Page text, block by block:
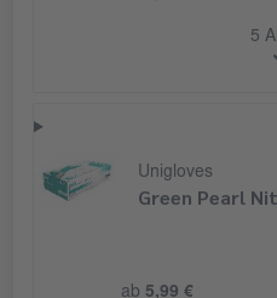
5
Unigloves
Green Pearl
ab 5,99 €